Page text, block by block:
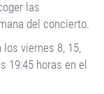
las
del concierto.
viernes 8, 15,
19:45 horas en el